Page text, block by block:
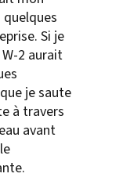
Si je
2 aurait
je saute
à travers
avant